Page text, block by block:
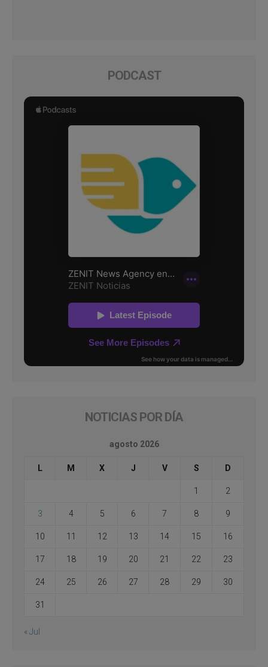
PODCAST
NOTICIAS POR DÍA
agosto 2026
L M X J V S D
1 2
3 4 5 6 7 8 9
10 11 12 13 14 15 16
17 18 19 20 21 22 23
24 25 26 27 28 29 30
31
« Jul